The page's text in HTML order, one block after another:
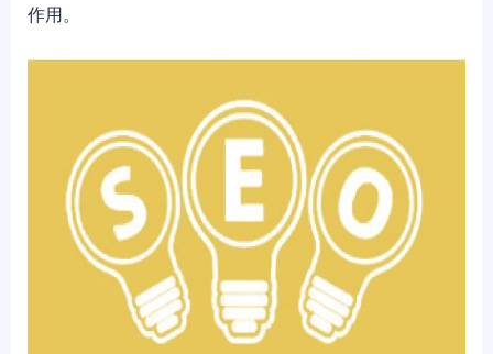
作用。